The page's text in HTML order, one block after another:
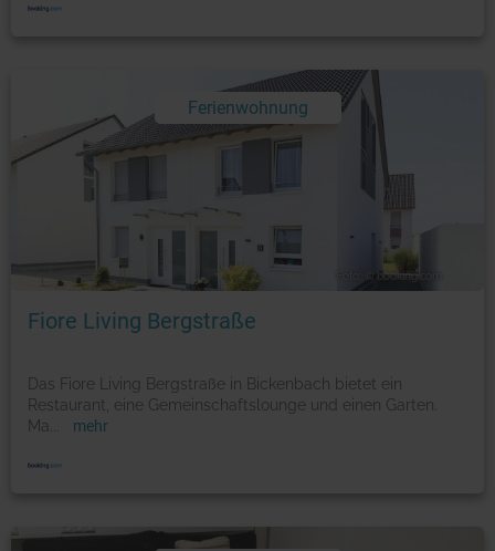
Ferienwohnung
Foto: © booking.com
Fiore Living Bergstraße
Das Fiore Living Bergstraße in Bickenbach bietet ein
Restaurant, eine Gemeinschaftslounge und einen Garten.
Ma
mehr